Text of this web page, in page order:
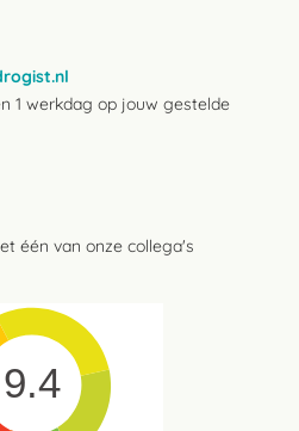
1 werkdag op jouw gestelde
één van onze collega's
9.4